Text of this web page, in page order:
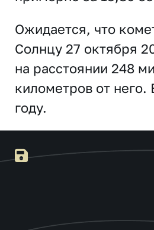
Ожидается, что
Солнцу 27 октября
на расстоянии 248
километров от него.
году.